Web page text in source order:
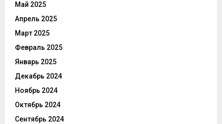
Май 2025
Апрель 2025
Март 2025
Февраль 2025
Январь 2025
Декабрь 2024
Ноябрь 2024
Октябрь 2024
Сентябрь 2024